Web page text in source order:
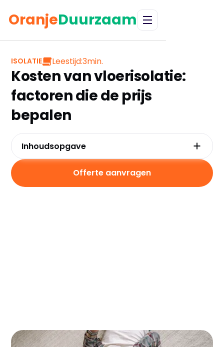
OranjeDuurzaam
ISOLATIE Leestijd:3min.
Kosten van vloerisolatie:
factoren die de prijs
bepalen
Inhoudsopgave
beïnvloeden
Gemiddelde kosten van vloerisolatie
Offerte aanvragen